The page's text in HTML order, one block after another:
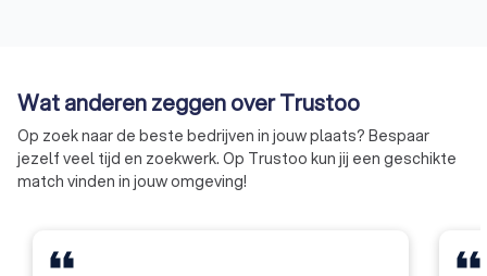
gedragscode van
betekent dat ze
eigen gang kunnen
moeten voldoen
Wat anderen zeggen over Trustoo
Op zoek naar de beste bedrijven in jouw plaats? Bespaar
jezelf veel tijd en zoekwerk. Op Trustoo kun jij een geschikte
match vinden in jouw omgeving!